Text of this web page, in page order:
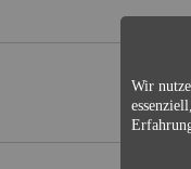
Wir